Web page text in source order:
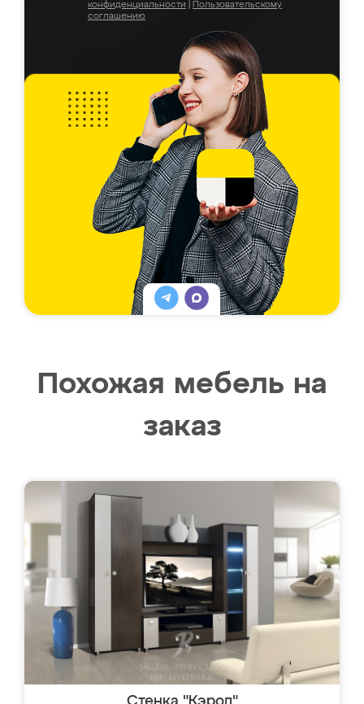
конфиденциальности
Пользовательскому
соглашению
Похожая мебель на
заказ